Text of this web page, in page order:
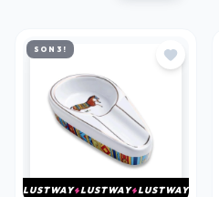
SON 3!
LUSTWAY LUSTWAY LUSTWAY